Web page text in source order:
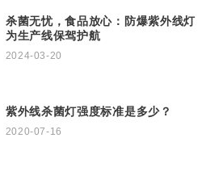
杀菌无忧，食品放心：防爆紫外线灯
为生产线保驾护航
2024-03-20
紫外线杀菌灯强度标准是多少？
2020-07-16